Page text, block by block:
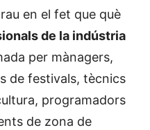
en el fet que què
de la indústria
per mànagers,
de festivals, tècnics
programadors
de zona de